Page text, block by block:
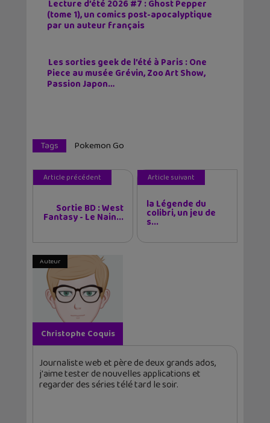
Lecture d’été 2026 #7 : Ghost Pepper
(tome 1), un comics post-apocalyptique
par un auteur français
Les sorties geek de l’été à Paris : One
Piece au musée Grévin, Zoo Art Show,
Passion Japon…
Tags Pokemon Go
Article précédent
Sortie BD : West
Fantasy - Le Nain...
Article suivant
la Légende du
colibri, un jeu de
s...
Auteur
Christophe Coquis
Journaliste web et père de deux grands ados,
j'aime tester de nouvelles applications et
regarder des séries télé tard le soir.